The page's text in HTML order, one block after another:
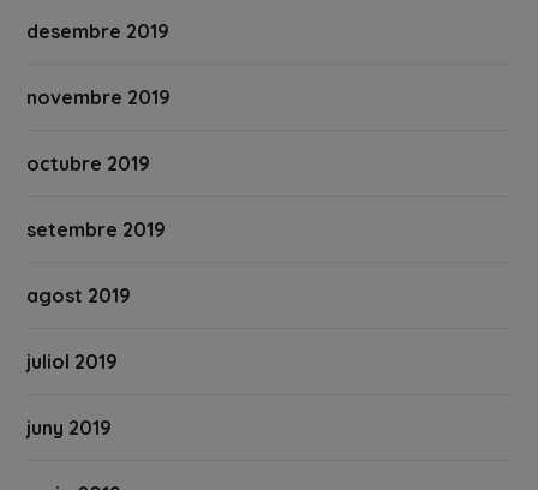
desembre 2019
novembre 2019
octubre 2019
setembre 2019
agost 2019
juliol 2019
juny 2019